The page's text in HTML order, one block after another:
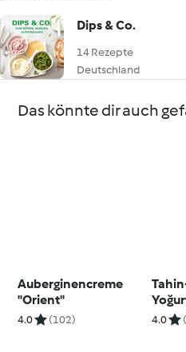
Dips & Co.
14 Rezepte
Deutschland
Das könnte dir auch
Auberginencreme
"Orient"
4.0 (102) 4.0